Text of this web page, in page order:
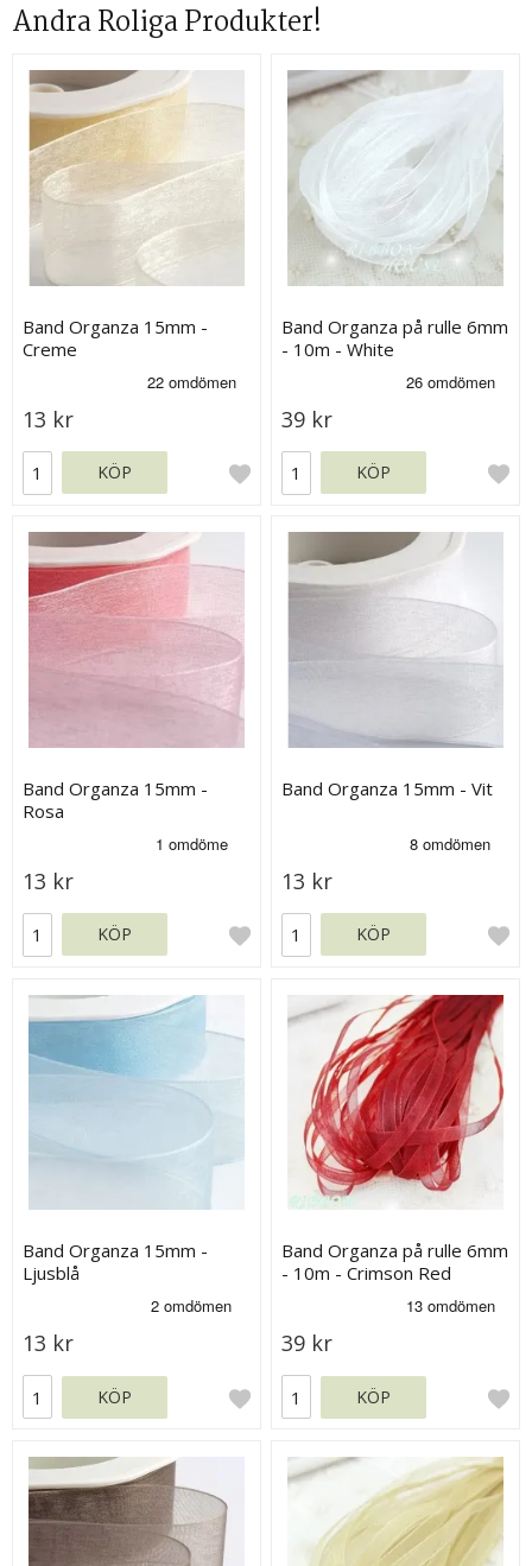
Andra Roliga Produkter!
Band Organza 15mm -
Creme
13 kr
KÖP
Band Organza på rulle 6mm
- 10m - White
39 kr
KÖP
Band Organza 15mm -
Rosa
13 kr
KÖP
Band Organza 15mm - Vit
13 kr
KÖP
Band Organza 15mm -
Ljusblå
13 kr
KÖP
Band Organza på rulle 6mm
- 10m - Crimson Red
39 kr
KÖP